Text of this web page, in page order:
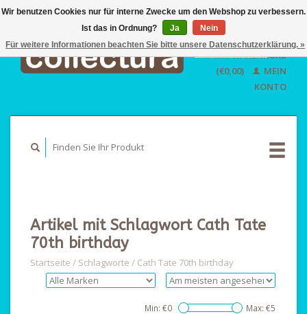
EUR
GBP
USD
Deutsch
English
IHR WARENKORB
(€0,00)
MEIN
KONTO
Artikel mit Schlagwort Cath Tate
70th birthday
Startseite / Schlagworte / Cath Tate 70th birthday
Min: €0 Max: €5
Wir benutzen Cookies nur für interne Zwecke um den Webshop zu verbessern.
Ist das in Ordnung?
Ja
Nein
Für weitere Informationen beachten Sie bitte unsere Datenschutzerklärung. »